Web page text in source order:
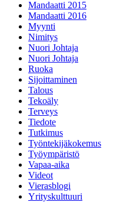
Mandaatti 2015
Mandaatti 2016
Myynti
Nimitys
Nuori Johtaja
Nuori Johtaja
Ruoka
Sijoittaminen
Talous
Tekoäly
Terveys
Tiedote
Tutkimus
Työntekijäkokemus
Työympäristö
Vapaa-aika
Videot
Vierasblogi
Yrityskulttuuri